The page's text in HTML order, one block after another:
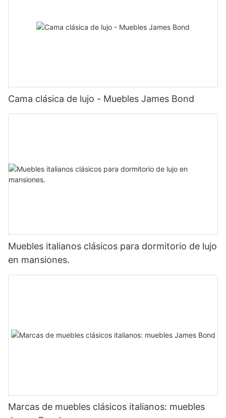
Cama clásica de lujo - Muebles James Bond
Muebles italianos clásicos para dormitorio de lujo
en mansiones.
Marcas de muebles clásicos italianos: muebles